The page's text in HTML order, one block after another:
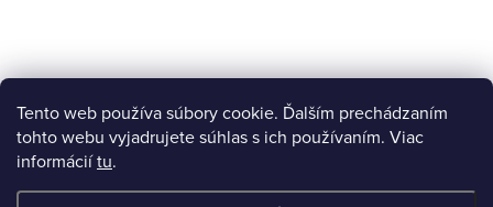
Tento web používa súbory cookie. Ďalším prechádzaním
tohto webu vyjadrujete súhlas s ich používaním. Viac
informáciítu.